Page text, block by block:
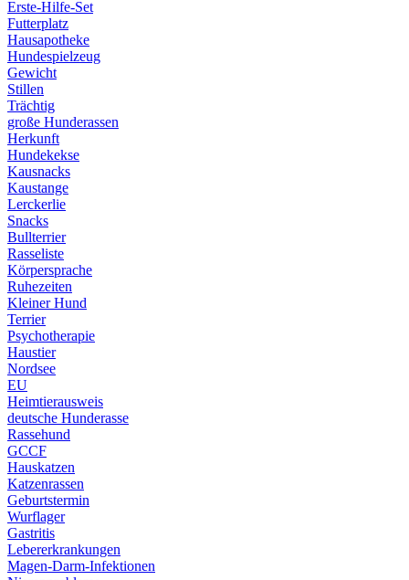
Erste-Hilfe-Set
Futterplatz
Hausapotheke
Hundespielzeug
Gewicht
Stillen
Trächtig
große Hunderassen
Herkunft
Hundekekse
Kausnacks
Kaustange
Lerckerlie
Snacks
Bullterrier
Rasseliste
Körpersprache
Ruhezeiten
Kleiner Hund
Terrier
Psychotherapie
Haustier
Nordsee
EU
Heimtierausweis
deutsche Hunderasse
Rassehund
GCCF
Hauskatzen
Katzenrassen
Geburtstermin
Wurflager
Gastritis
Lebererkrankungen
Magen-Darm-Infektionen